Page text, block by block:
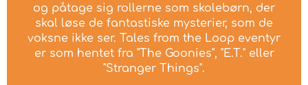
og påtage sig rollerne som skolebørn, der
skal løse de fantastiske mysterier, som de
voksne ikke ser. Tales from the Loop eventyr
er som hentet fra "The Goonies", "E.T." eller
"Stranger Things".